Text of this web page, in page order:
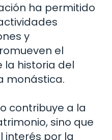
ha permitido
y
el
la historia del
monástica.
contribuye a la
sino que
interés por la